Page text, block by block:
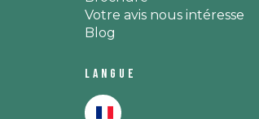
Votre avis nous intéresse
Blog
Langue